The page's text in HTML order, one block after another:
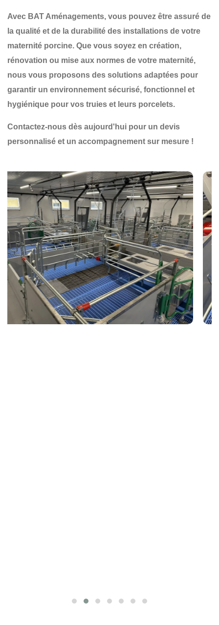
Avec BAT Aménagements, vous pouvez être assuré de
la qualité et de la durabilité des installations de votre
maternité porcine. Que vous soyez en création,
rénovation ou mise aux normes de votre maternité,
nous vous proposons des solutions adaptées pour
garantir un environnement sécurisé, fonctionnel et
hygiénique pour vos truies et leurs porcelets.
Contactez-nous dès aujourd'hui pour un devis
personnalisé et un accompagnement sur mesure !